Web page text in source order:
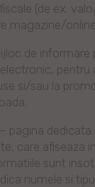
(de ex.
magazine/
de
pentru
si/sau la
pagina dedicata
care afiseaza
sunt
numele si